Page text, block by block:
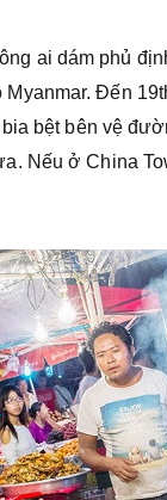
ai dám phủ
Đến
bệt bên vệ
Nếu ở China